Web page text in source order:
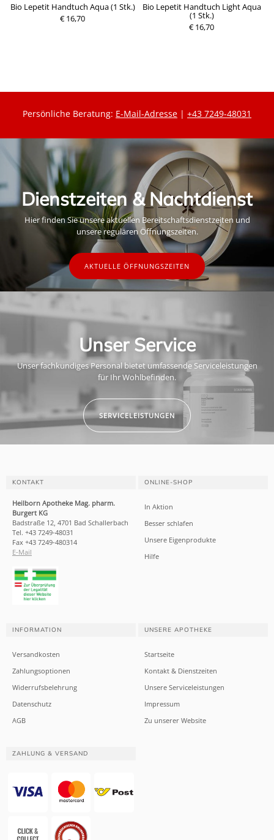
Bio Lepetit Handtuch Aqua (1 Stk.)
€ 16,70
Bio Lepetit Handtuch Light Aqua
(1 Stk.)
€ 16,70
Persönliche Beratung: E-Mail-Adresse | +43 7249-48031
Dienstzeiten & Nachtdienst
Hier finden Sie unsere aktuellen Bereitschaftsdienstzeiten und
unsere regulären Öffnungszeiten.
AKTUELLE ÖFFNUNGSZEITEN
Unser Service
Unser fachkundiges Personal bietet umfassende Serviceleistungen
für Ihr Wohlbefinden.
SERVICELEISTUNGEN
KONTAKT
Heilborn Apotheke Mag. pharm.
Burgert KG
Badstraße 12, 4701 Bad Schallerbach
Tel. +43 7249-48031
Fax +43 7249-480314
E-Mail
ONLINE-SHOP
In Aktion
Besser schlafen
Unsere Eigenprodukte
Hilfe
INFORMATION
Versandkosten
Zahlungsoptionen
Widerrufsbelehrung
Datenschutz
AGB
UNSERE APOTHEKE
Startseite
Kontakt & Dienstzeiten
Unsere Serviceleistungen
Impressum
Zu unserer Website
ZAHLUNG & VERSAND